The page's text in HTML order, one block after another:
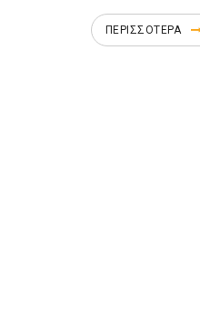
ΠΕΡΙΣΣΟΤΕΡΑ